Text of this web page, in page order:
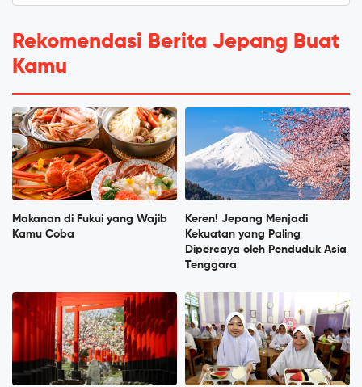
Rekomendasi Berita Jepang Buat
Kamu
Makanan di Fukui yang Wajib
Kamu Coba
Keren! Jepang Menjadi
Kekuatan yang Paling
Dipercaya oleh Penduduk Asia
Tenggara